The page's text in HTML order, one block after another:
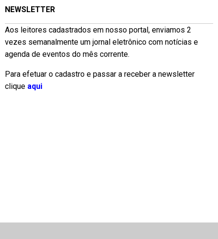
NEWSLETTER
Aos leitores cadastrados em nosso portal, enviamos 2
vezes semanalmente um jornal eletrônico com notícias e
agenda de eventos do mês corrente.
Para efetuar o cadastro e passar a receber a newsletter
clique aqui